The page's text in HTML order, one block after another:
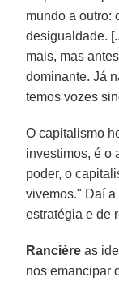
mundo a outro:
desigualdade.
mais, mas
dominante. Já
temos vozes
O capitalismo
investimos, é o
poder, o
vivemos." Daí
estratégia e de
Rancière as
nos emancipar